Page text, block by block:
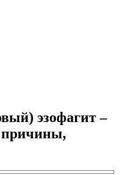
эзофагит –
причины,